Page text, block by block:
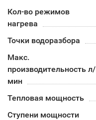
Кол-во режимов
нагрева
Точки водоразбора
Макс.
производительность л/
мин
Тепловая мощность
Ступени мощности